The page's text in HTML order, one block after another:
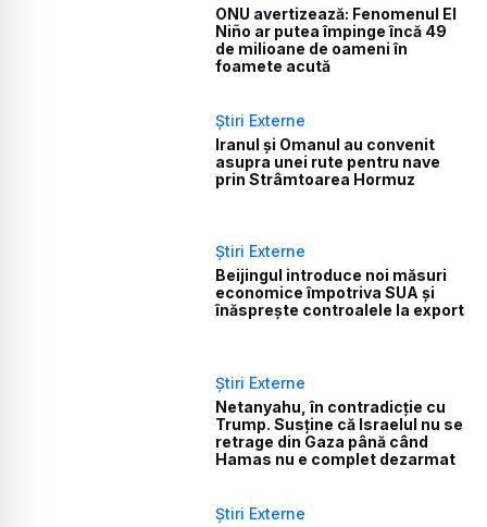
ONU avertizează: Fenomenul El
Niño ar putea împinge încă 49
de milioane de oameni în
foamete acută
Știri Externe
Iranul și Omanul au convenit
asupra unei rute pentru nave
prin Strâmtoarea Hormuz
Știri Externe
Beijingul introduce noi măsuri
economice împotriva SUA și
înăsprește controalele la export
Știri Externe
Netanyahu, în contradicție cu
Trump. Susține că Israelul nu se
retrage din Gaza până când
Hamas nu e complet dezarmat
Știri Externe